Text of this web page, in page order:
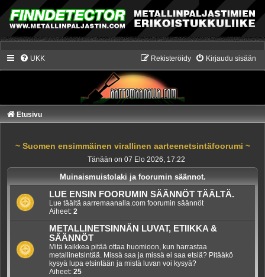
UKK Kirjaudu sisään
Rekisteröidy
Etusivu
~ Suomen ensimmäinen virallinen aarteenetsintäfoorumi ~
Tänään on 07 Elo 2026, 17:22
Muinaismuistolaki ja foorumin säännot.
LUE ENSIN FOORUMIN SÄÄNNÖT TÄÄLTÄ.
Lue täältä aarremaanalla.com foorumin säännöt
Aiheet: 2
METALLINETSINNÄN LUVAT, ETIIKKA &
SÄÄNNÖT
Mitä kaikkea pitää ottaa huomioon, kun harrastaa
metallinetsintää. Missä saa ja missä ei saa etsiä? Pitääkö
kysyä lupa etsintään ja mistä luvan voi kysyä?
Aiheet: 25